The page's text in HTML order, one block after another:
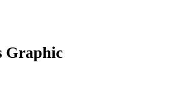
Graphic